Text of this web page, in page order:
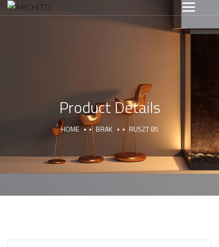
Product Details
HOME BRAK RUSZT 85